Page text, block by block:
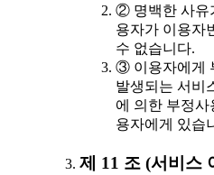
② 명백한 사유
용자가 이용자
수 없습니다.
③ 이용자에게
발생되는 서비
에 의한 부정사
용자에게 있습
제 11 조 (서비스